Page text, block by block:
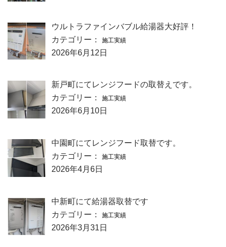
ウルトラファインバブル給湯器大好評！
カテゴリー：
施工実績
2026年6月12日
新戸町にてレンジフードの取替えです。
カテゴリー：
施工実績
2026年6月10日
中園町にてレンジフード取替です。
カテゴリー：
施工実績
2026年4月6日
中新町にて給湯器取替です
カテゴリー：
施工実績
2026年3月31日